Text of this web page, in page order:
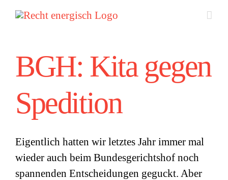
Zum
Inhalt
BGH: Kita gegen
Spedition
Eigentlich hatten wir letztes Jahr immer mal
wieder auch beim Bundesgerichtshof noch
spannenden Entscheidungen geguckt. Aber